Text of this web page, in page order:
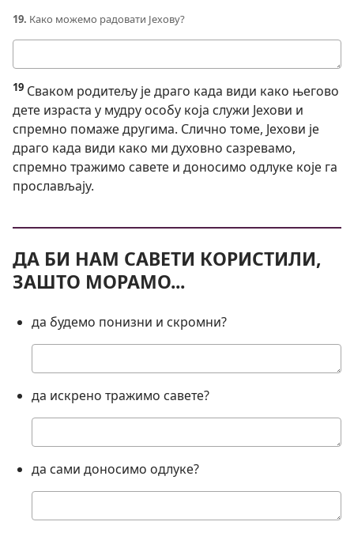
19. Како можемо радовати Јехову?
одговор
19 Сваком родитељу је драго када види како његово
дете израста у мудру особу која служи Јехови и
спремно помаже другима. Слично томе, Јехови је
драго када види како ми духовно сазревамо,
спремно тражимо савете и доносимо одлуке које га
прослављају.
ДА БИ НАМ САВЕТИ КОРИСТИЛИ,
ЗАШТО МОРАМО...
да будемо понизни и скромни?
одговор
да искрено тражимо савете?
одговор
да сами доносимо одлуке?
одговор